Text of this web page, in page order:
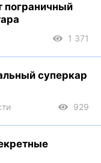
пограничный
1 371
суперкар
929